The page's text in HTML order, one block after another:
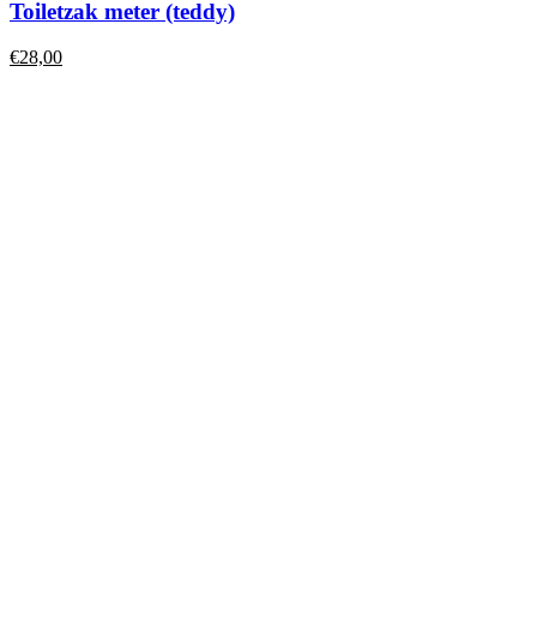
Toiletzak meter (teddy)
€28,00